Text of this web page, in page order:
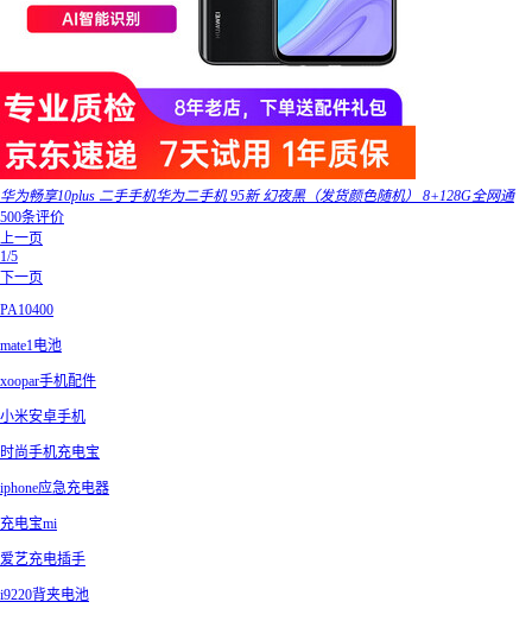
华为畅享10plus 二手手机华为二手机 95新 幻夜黑（发货颜色随机） 8+128G全网通
500条评价
上一页
1/5
下一页
PA10400
mate1电池
xoopar手机配件
小米安卓手机
时尚手机充电宝
iphone应急充电器
充电宝mi
爱艺充电插手
i9220背夹电池